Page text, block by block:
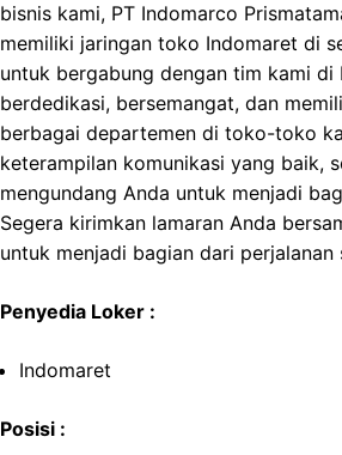
bisnis kami, PT Indomarco
memiliki jaringan toko Indomaret di
untuk bergabung dengan tim kami
berdedikasi, bersemangat, dan
berbagai departemen di toko-toko
keterampilan komunikasi yang baik,
mengundang Anda untuk menjadi
Segera kirimkan lamaran Anda
untuk menjadi bagian dari perjalanan
Penyedia Loker :
Indomaret
Posisi :